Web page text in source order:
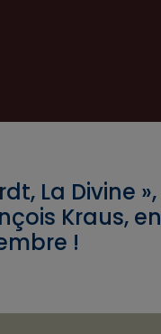
La Divine »,
Kraus, en
!